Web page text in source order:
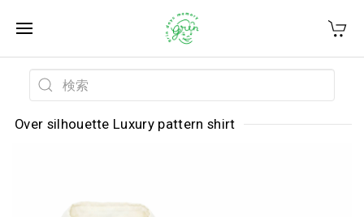
Over silhouette Luxury pattern shirt